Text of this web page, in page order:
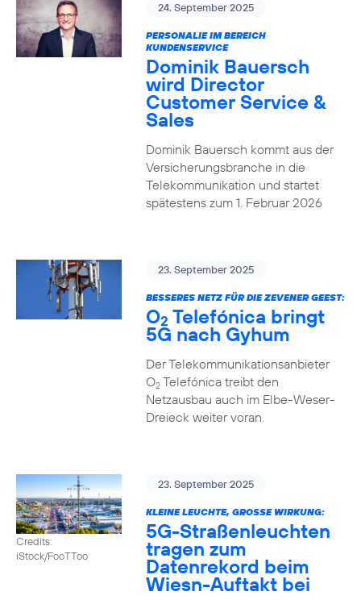
24. September 2025
PERSONALIE IM BEREICH
KUNDENSERVICE
Dominik Bauersch
wird Director
Customer Service &
Sales
Dominik Bauersch kommt aus der
Versicherungsbranche in die
Telekommunikation und startet
spätestens zum 1. Februar 2026
23. September 2025
BESSERES NETZ FÜR DIE ZEVENER GEEST:
O2 Telefónica bringt
5G nach Gyhum
Der Telekommunikationsanbieter
O2Telefónica treibt den
Netzausbau auch im Elbe-Weser-
Dreieck weiter voran.
Credits:
iStock/FooTToo
23. September 2025
KLEINE LEUCHTE, GROSSE WIRKUNG:
5G-Straßenleuchten
tragen zum
Datenrekord beim
Wiesn-Auftakt bei